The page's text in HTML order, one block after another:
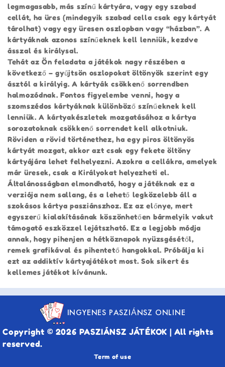
legmagasabb, más színű kártyára, vagy egy szabad
cellát, ha üres (mindegyik szabad cella csak egy kártyát
tárolhat) vagy egy üresen oszlopban vagy “házban”. A
kártyáknak azonos színűeknek kell lenniük, kezdve
ásszal és királysal.
Tehát az Ön feladata a játékok nagy részében a
következő – gyűjtsön oszlopokat öltönyök szerint egy
ásztól a királyig. A kártyák csökkenő sorrendben
halmozódnak. Fontos figyelembe venni, hogy a
szomszédos kártyáknak különböző színűeknek kell
lenniük. A kártyakészletek mozgatásához a kártya
sorozatoknak csökkenő sorrendet kell alkotniuk.
Röviden a rövid történethez, ha egy piros öltönyös
kártyát mozgat, akkor azt csak egy fekete öltöny
kártyájára lehet felhelyezni. Azokra a cellákra, amelyek
már üresek, csak a Királyokat helyezheti el.
Általánosságban elmondható, hogy a játéknak ez a
verziója nem sallang, és a lehető legközelebb áll a
szokásos kártya pasziánszhoz. Ez az előnye, mert
egyszerű kialakításának köszönhetően bármelyik vakut
támogató eszközzel lejátszható. Ez a legjobb módja
annak, hogy pihenjen a hétköznapok nyüzsgésétől,
remek grafikával és pihentető hangokkal. Próbálja ki
ezt az addiktív kártyajátékot most. Sok sikert és
kellemes játékot kívánunk.
INGYENES PASZIÁNSZ ONLINE
Copyright © 2026 PASZIÁNSZ JÁTÉKOK | All rights
reserved.
Term of use